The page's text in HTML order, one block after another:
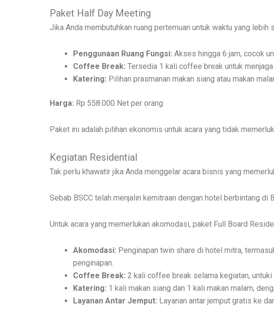
Paket Half Day Meeting
Jika Anda membutuhkan ruang pertemuan untuk waktu yang
Penggunaan Ruang Fungsi: Akses hingga 6 jam, cocok
Coffee Break: Tersedia 1 kali coffee break untuk
Katering: Pilihan prasmanan makan siang atau makan
Harga: Rp 558.000 Net per orang
Paket ini adalah pilihan ekonomis untuk acara yang tidak
Kegiatan Residential
Tak perlu khawatir jika Anda menggelar acara bisnis yang
Sebab BSCC telah menjalin kemitraan dengan hotel berbintang
Untuk acara yang memerlukan akomodasi, paket Full Board
Akomodasi: Penginapan twin share di hotel mitra,
penginapan.
Coffee Break: 2 kali coffee break selama kegiatan,
Katering: 1 kali makan siang dan 1 kali makan malam,
Layanan Antar Jemput: Layanan antar jemput gratis ke